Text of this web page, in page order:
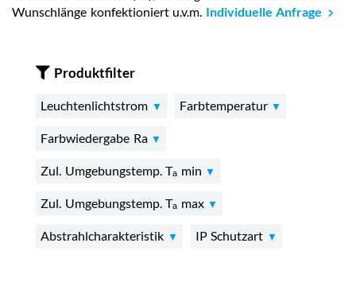
Wunschlänge konfektioniert u.v.m. Individuelle Anfrage
Produktfilter
Leuchtenlichtstrom Farbtemperatur
Farbwiedergabe Ra
Zul. Umgebungstemp. Tₐ min
Zul. Umgebungstemp. Tₐ max
Abstrahlcharakteristik IP Schutzart